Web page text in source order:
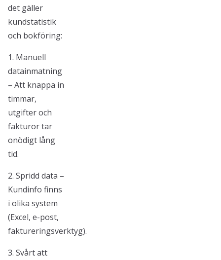
det gäller
kundstatistik
och bokföring:
1. Manuell
datainmatning
– Att knappa in
timmar,
utgifter och
fakturor tar
onödigt lång
tid.
2. Spridd data –
Kundinfo finns
i olika system
(Excel, e-post,
faktureringsverktyg).
3. Svårt att